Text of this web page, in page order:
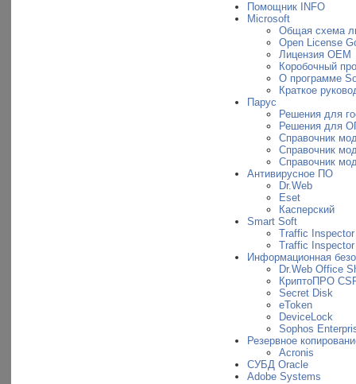
Помощник INFO
Microsoft
Общая схема
Open License
Лицензия OEM
Коробочный
О программе
Краткое
Парус
Решения для
Решения для
Справочник
Справочник
Справочник
Антивирусное ПО
Dr.Web
Eset
Касперский
Smart Soft
Traffic Inspector
Traffic
Информационная
Dr.Web Office
КриптоПРО
Secret Disk
eToken
DeviceLock
Sophos
Резервное
Acronis
СУБД Oracle
Adobe Systems